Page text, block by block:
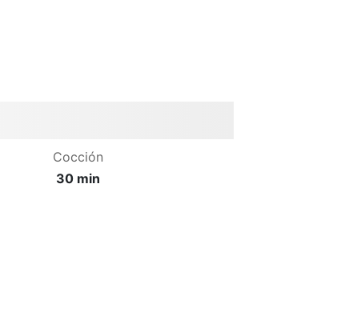
Cocción
30 min